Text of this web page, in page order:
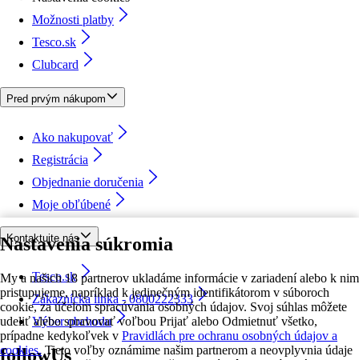
Nastavenia súkromia
My a našich 18 partnerov ukladáme informácie v zariadení alebo k nim
pristupujeme, napríklad k jedinečným identifikátorom v súboroch
cookie, za účelom spracúvania osobných údajov. Svoj súhlas môžete
udeliť alebo spravovať voľbou Prijať alebo Odmietnuť všetko,
prípadne kedykoľvek v Pravidlách pre ochranu osobných údajov a
cookies. Tieto voľby oznámime našim partnerom a neovplyvnia údaje
Možnosti platby
Tesco.sk
Clubcard
Pred prvým nákupom
Ako nakupovať
Registrácia
Objednanie doručenia
Moje obľúbené
Kontaktujte nás
Tesco.sk
Zákaznícka linka - 0800222333
Výber obchodu
followUs